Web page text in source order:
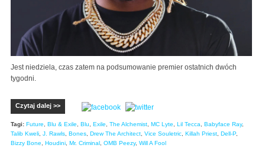
Jest niedziela, czas zatem na podsumowanie premier ostatnich dwóch
tygodni.
Czytaj dalej >>
Tagi: Future Blu & Exile Blu Exile The Alchemist MC Lyte Lil Tecca Babyface Ray,
Talib Kweli J. Rawls Bones Drew The Architect Vice Souletric Killah Priest Dell-P,
Bizzy Bone
Houdini Mr. Criminal OMB Peezy, Will A Fool